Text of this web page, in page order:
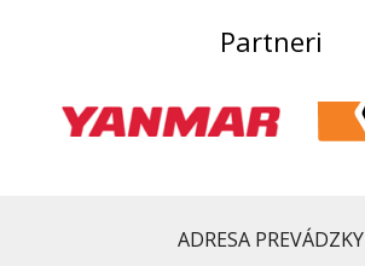
Partneri
ADRESA PREVÁDZKY